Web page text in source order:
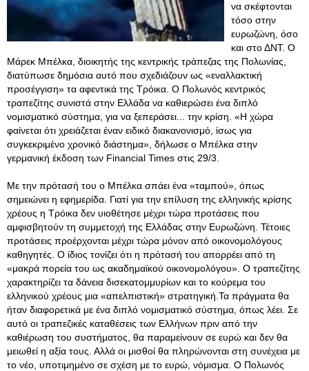
να σκέφτονται
τόσο στην
ευρωζώνη, όσο
και στο ΔΝΤ. Ο
Μάρεκ Μπέλκα, διοικητής της κεντρικής τράπεζας της Πολωνίας,
διατύπωσε δημόσια αυτό που σχεδιάζουν ως «εναλλακτική
προσέγγιση» τα αφεντικά της Τρόικα. Ο Πολωνός κεντρικός
τραπεζίτης συνιστά στην Ελλάδα να καθιερώσει ένα διπλό
νομισματικό σύστημα, για να ξεπεράσει... την κρίση. «Η χώρα
φαίνεται ότι χρειάζεται έναν ειδικό διακανονισμό, ίσως για
συγκεκριμένο χρονικό διάστημα», δήλωσε ο Μπέλκα στην
γερμανική έκδοση των Financial Times στις 29/3.
Με την πρότασή του ο Μπέλκα σπάει ένα «ταμπού», όπως
σημειώνει η εφημερίδα. Γιατί για την επίλυση της ελληνικής κρίσης
χρέους η Τρόικα δεν υιοθέτησε μέχρι τώρα προτάσεις που
αμφισβητούν τη συμμετοχή της Ελλάδας στην Ευρωζώνη. Τέτοιες
προτάσεις προέρχονται μέχρι τώρα μόνον από οικονομολόγους
καθηγητές . Ο ίδιος τονίζει ότι η πρότασή του απορρέει από τη
«μακρά πορεία του ως ακαδημαϊκού οικονομολόγου». Ο τραπεζίτης
χαρακτηρίζει τα δάνεια δισεκατομμυρίων και το κούρεμα του
ελληνικού χρέους μια «απελπιστική» στρατηγική.Τα πράγματα θα
ήταν διαφορετικά με ένα διπλό νομισματικό σύστημα, όπως λέει. Σε
αυτό οι τραπεζικές καταθέσεις των Ελλήνων πριν από την
καθιέρωση του συστήματος, θα παραμείνουν σε ευρώ και δεν θα
μειωθεί η αξία τους. Αλλά οι μισθοί θα πληρώνονται στη συνέχεια με
το νέο, υποτιμημένο σε σχέση με το ευρώ, νόμισμα. Ο Πολωνός